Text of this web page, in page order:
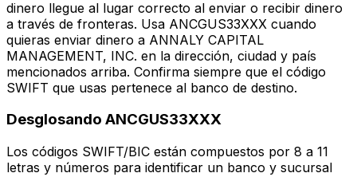
dinero llegue al lugar correcto al enviar o recibir dinero
a través de fronteras. Usa ANCGUS33XXX cuando
quieras enviar dinero a ANNALY CAPITAL
MANAGEMENT, INC. en la dirección, ciudad y país
mencionados arriba. Confirma siempre que el código
SWIFT que usas pertenece al banco de destino.
Desglosando ANCGUS33XXX
Los códigos SWIFT/BIC están compuestos por 8 a 11
letras y números para identificar un banco y sucursal